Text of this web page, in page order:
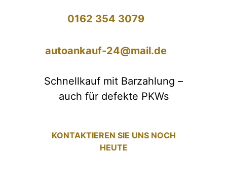
0162 354 3079
autoankauf-24@mail.de
Schnellkauf mit Barzahlung –
auch für defekte PKWs
KONTAKTIEREN SIE UNS NOCH
HEUTE